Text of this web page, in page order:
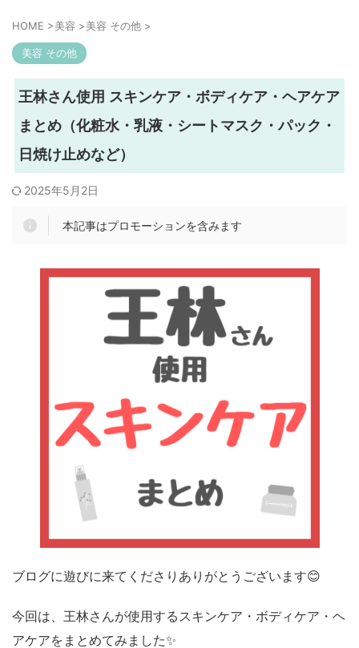
HOME >美容 >美容 その他 >
美容 その他
王林さん使用 スキンケア・ボディケア・ヘアケア
まとめ（化粧水・乳液・シートマスク・パック・
日焼け止めなど）
2025年5月2日
本記事はプロモーションを含みます
ブログに遊びに来てくださりありがとうございます😊
今回は、王林さんが使用するスキンケア・ボディケア・ヘ
アケアをまとめてみました✨